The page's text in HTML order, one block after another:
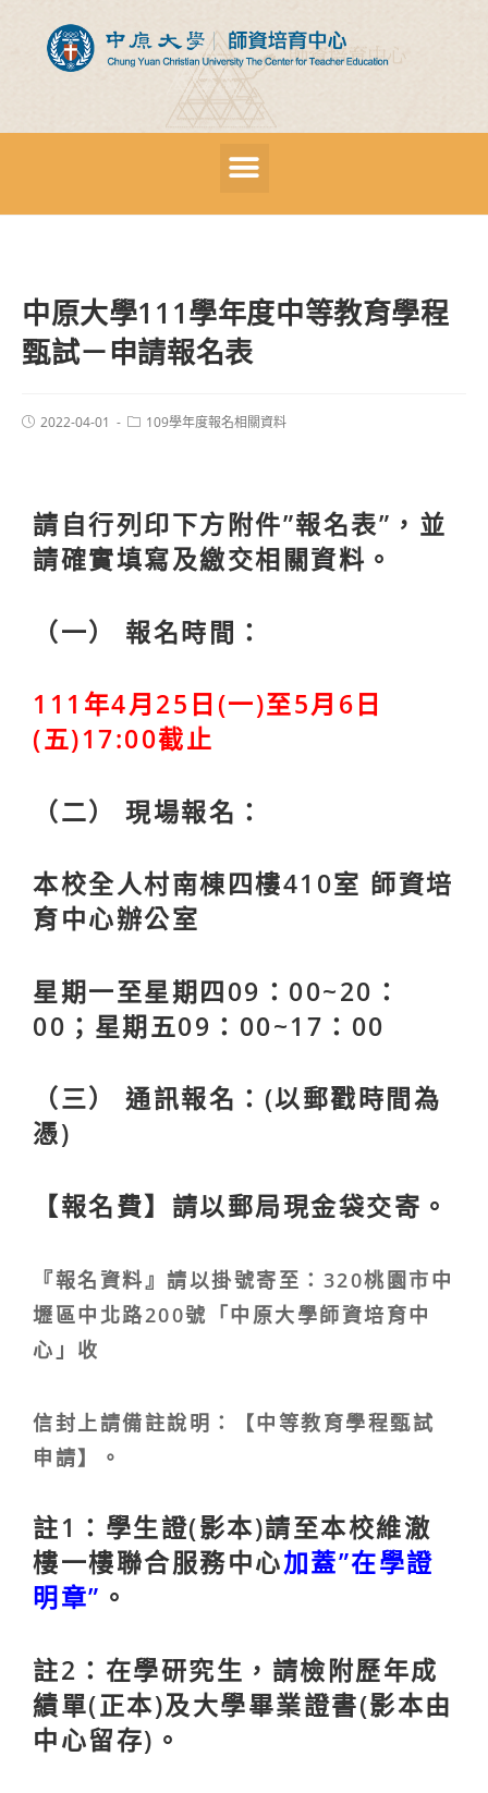
中原大學111學年度中等教育學程
甄試－申請報名表
2022-04-01 109學年度報名相關資料
請自行列印下方附件”報名表”，並
請確實填寫及繳交相關資料。
（一） 報名時間：
111年4月25日(一)至5月6日
(五)17:00截止
（二） 現場報名：
本校全人村南棟四樓410室 師資培
育中心辦公室
星期一至星期四09：00~20：
00；星期五09：00~17：00
（三） 通訊報名：(以郵戳時間為
憑)
【報名費】請以郵局現金袋交寄。
『報名資料』請以掛號寄至：320桃園市中
壢區中北路200號「中原大學師資培育中
心」收
信封上請備註說明：【中等教育學程甄試
申請】。
註1：學生證(影本)請至本校維澈
樓一樓聯合服務中心加蓋”在學證
明章” 。
註2：在學研究生，請檢附歷年成
績單(正本)及大學畢業證書(影本由
中心留存)。